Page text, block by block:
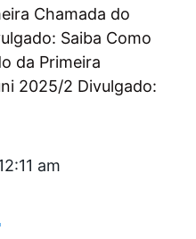
Chamada do
Saiba Como
da Primeira
2025/2 Divulgado:
am